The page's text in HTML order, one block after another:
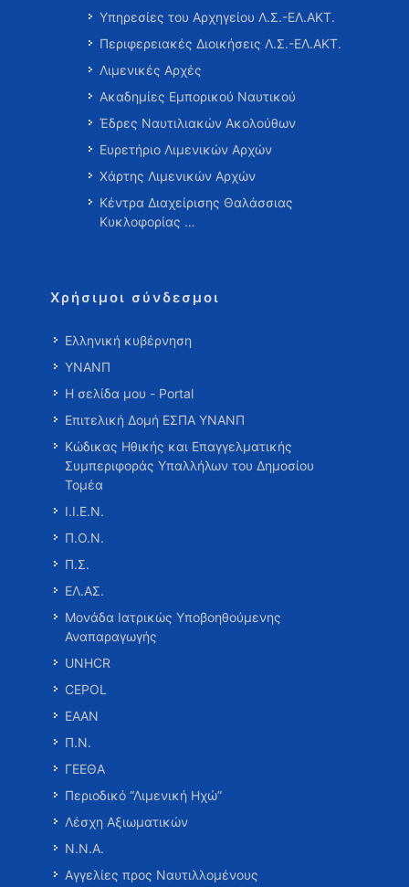
Υπηρεσίες του Αρχηγείου Λ.Σ.-ΕΛ.ΑΚΤ.
Περιφερειακές Διοικήσεις Λ.Σ.-ΕΛ.ΑΚΤ.
Λιμενικές Αρχές
Ακαδημίες Εμπορικού Ναυτικού
Έδρες Ναυτιλιακών Ακολούθων
Ευρετήριο Λιμενικών Αρχών
Χάρτης Λιμενικών Αρχών
Κέντρα Διαχείρισης Θαλάσσιας
Κυκλοφορίας …
Χρήσιμοι σύνδεσμοι
Ελληνική κυβέρνηση
ΥΝΑΝΠ
Η σελίδα μου - Portal
Επιτελική Δομή ΕΣΠΑ ΥΝΑΝΠ
Κώδικας Ηθικής και Επαγγελματικής
Συμπεριφοράς Υπαλλήλων του Δημοσίου
Τομέα
Ι.Ι.Ε.Ν.
Π.Ο.Ν.
Π.Σ.
ΕΛ.ΑΣ.
Μονάδα Ιατρικώς Υποβοηθούμενης
Αναπαραγωγής
UNHCR
CEPOL
ΕΑΑΝ
Π.Ν.
ΓΕΕΘΑ
Περιοδικό “Λιμενική Ηχώ”
Λέσχη Αξιωματικών
Ν.Ν.Α.
Αγγελίες προς Ναυτιλλομένους